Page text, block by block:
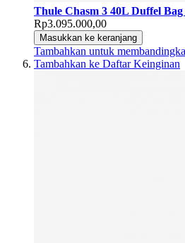
Thule Chasm 3 40L Duffel
Rp3.095.000,00
Masukkan ke keranjang
Tambahkan untuk
Tambahkan ke Daftar Keinginan